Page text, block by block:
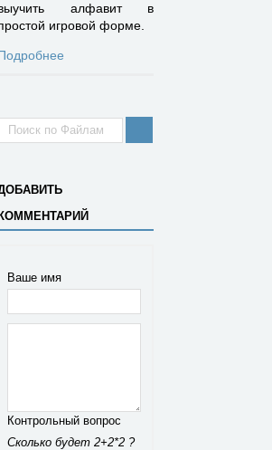
алфавит в
игровой форме.
Ваше имя
Контрольный вопрос
Сколько будет 2+2*2 ?